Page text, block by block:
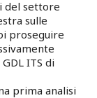
del settore
sulle
proseguire
ITS di
prima analisi